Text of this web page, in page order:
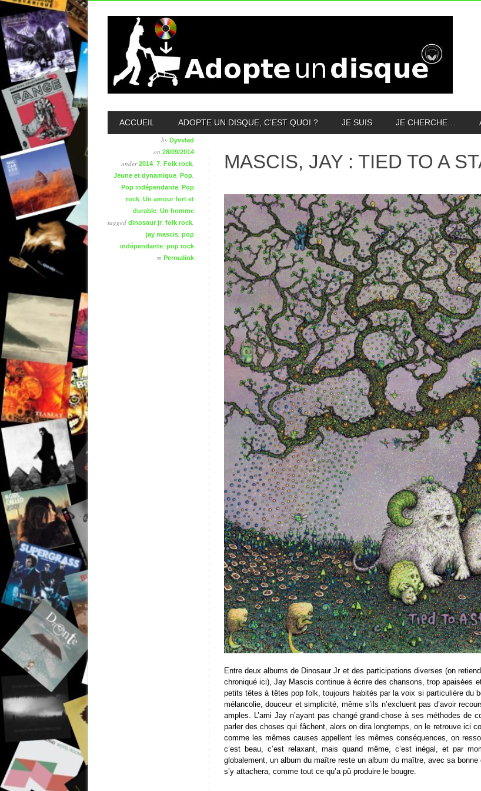
MAIN MENU
ACCUEIL ADOPTE UN DISQUE, C’EST QUOI ? JE SUIS JE CHERCHE…
by Dyvvlad
on 28/09/2014
under2014 7 Folk rock
Jeune et dynamique Pop
Pop indépendante Pop
rock Un amour fort et
durable Un homme
tagged dinosaur jr folk rock
jay mascis pop
indépendante pop rock
∞ Permalink
MASCIS, JAY : TIED TO A
Entre deux albums de Dinosaur Jr et des participations diverses (on
chroniqué ici), Jay Mascis continue à écrire des chansons, trop apaisées
petits têtes à têtes pop folk, toujours habités par la voix si particulière du
mélancolie, douceur et simplicité, même s’ils n’excluent pas d’avoir
amples. L’ami Jay n’ayant pas changé grand-chose à ses méthodes
parler des choses qui fâchent, alors on dira longtemps, on le retrouve ici
comme les mêmes causes appellent les mêmes conséquences, on
c’est beau, c’est relaxant, mais quand même, c’est inégal, et par
globalement, un album du maître reste un album du maître, avec sa
s’y attachera, comme tout ce qu’a pû produire le bougre.